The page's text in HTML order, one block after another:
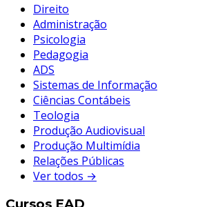
Direito
Administração
Psicologia
Pedagogia
ADS
Sistemas de Informação
Ciências Contábeis
Teologia
Produção Audiovisual
Produção Multimídia
Relações Públicas
Ver todos →